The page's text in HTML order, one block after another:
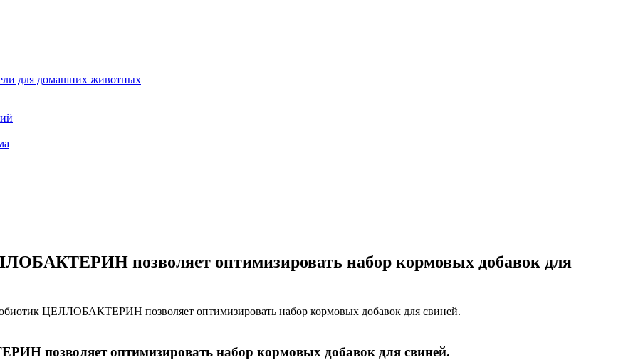
для домашних животных
позволяет оптимизировать набор кормовых добавок для
ЦЕЛЛОБАКТЕРИН позволяет оптимизировать набор кормовых добавок для свиней.
позволяет оптимизировать набор кормовых добавок для свиней.